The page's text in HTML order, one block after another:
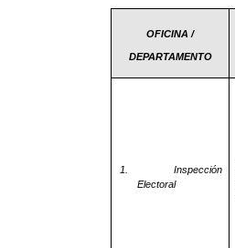
OFICINA /
DEPARTAMENTO
1.
Inspección
Electoral